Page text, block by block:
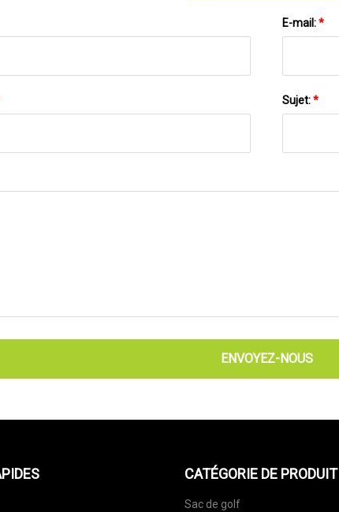
E-mail:*
Sujet:*
ENVOYEZ-NOUS
CATÉGORIE DE PRODUIT
Sac de golf